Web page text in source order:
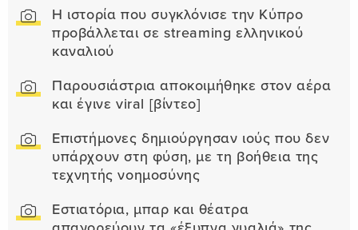
Η ιστορία που συγκλόνισε την Κύπρο
προβάλλεται σε streaming ελληνικού
καναλιού
Παρουσιάστρια αποκοιμήθηκε στον αέρα
και έγινε viral [βίντεο]
Επιστήμονες δημιούργησαν ιούς που δεν
υπάρχουν στη φύση, με τη βοήθεια της
τεχνητής νοημοσύνης
Εστιατόρια, μπαρ και θέατρα